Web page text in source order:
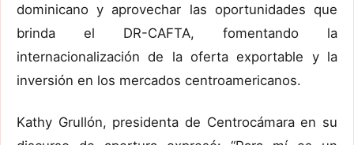
dominicano y aprovechar las oportunidades que
brinda el DR-CAFTA, fomentando la
internacionalización de la oferta exportable y la
inversión en los mercados centroamericanos.
Kathy Grullón, presidenta de Centrocámara en su